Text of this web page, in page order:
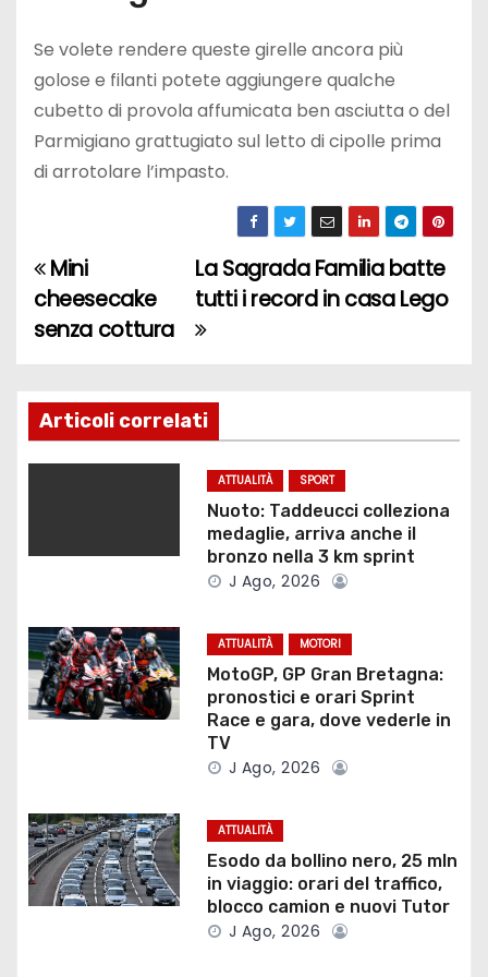
Se volete rendere queste girelle ancora più
golose e filanti potete aggiungere qualche
cubetto di provola affumicata ben asciutta o del
Parmigiano grattugiato sul letto di cipolle prima
di arrotolare l’impasto.
N
a
i
g
z
o
n
r
t
i
La Sagrada Familia batte
tutti i record in casa Lego
Mini
cheesecake
senza cottura
Articoli correlati
ATTUALITÀ SPORT
Nuoto: Taddeucci colleziona
medaglie, arriva anche il
bronzo nella 3 km sprint
J Ago, 2026
ATTUALITÀ MOTORI
MotoGP, GP Gran Bretagna:
pronostici e orari Sprint
Race e gara, dove vederle in
TV
J Ago, 2026
ATTUALITÀ
Esodo da bollino nero, 25 mln
in viaggio: orari del traffico,
blocco camion e nuovi Tutor
J Ago, 2026